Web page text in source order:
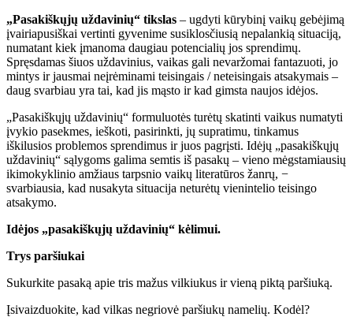
„Pasakiškųjų uždavinių“ tikslas – ugdyti kūrybinį vaikų gebėjimą
įvairiapusiškai vertinti gyvenime susiklosčiusią nepalankią situaciją,
numatant kiek įmanoma daugiau potencialių jos sprendimų.
Spręsdamas šiuos uždavinius, vaikas gali nevaržomai fantazuoti, jo
mintys ir jausmai neįrėminami teisingais / neteisingais atsakymais –
daug svarbiau yra tai, kad jis mąsto ir kad gimsta naujos idėjos.
„Pasakiškųjų uždavinių“ formuluotės turėtų skatinti vaikus numatyti
įvykio pasekmes, ieškoti, pasirinkti, jų supratimu, tinkamus
iškilusios problemos sprendimus ir juos pagrįsti. Idėjų „pasakiškųjų
uždavinių“ sąlygoms galima semtis iš pasakų – vieno mėgstamiausių
ikimokyklinio amžiaus tarpsnio vaikų literatūros žanrų, −
svarbiausia, kad nusakyta situacija neturėtų vienintelio teisingo
atsakymo.
Idėjos „pasakiškųjų uždavinių“ kėlimui.
Trys paršiukai
Sukurkite pasaką apie tris mažus vilkiukus ir vieną piktą paršiuką.
Įsivaizduokite, kad vilkas negriovė paršiukų namelių. Kodėl?